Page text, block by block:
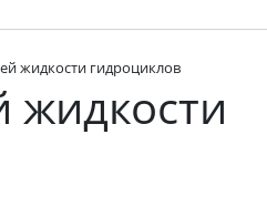
жидкости гидроциклов